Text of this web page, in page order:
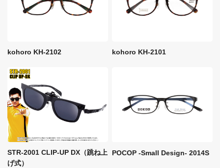
kohoro KH-2102 kohoro KH-2101
STR-2001 CLIP-UP DX（跳ね上
げ式）
POCOP -Small Design- 2014S